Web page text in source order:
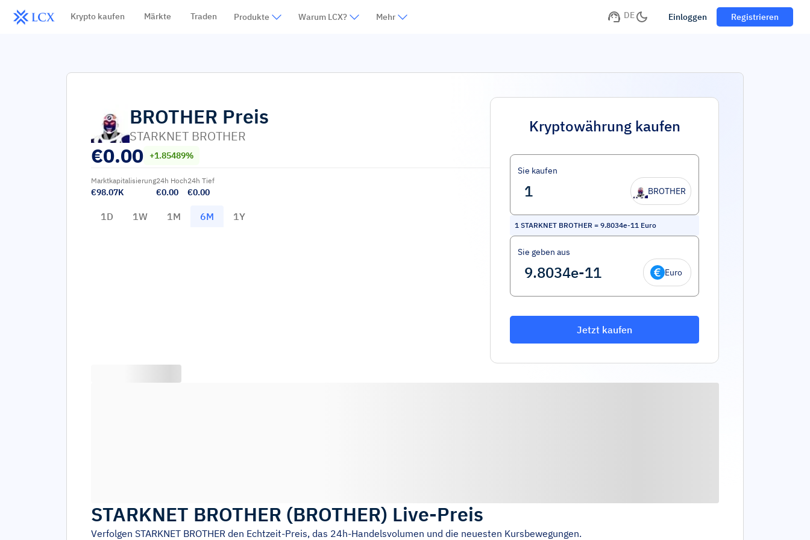
Krypto kaufen Märkte Traden Produkte Warum LCX? Mehr DE Einloggen Registrieren
BROTHER Preis
STARKNET BROTHER
€0.00 +1.85489%
Marktkapitalisierung
€98.07K
24h Hoch
€0.00
24h Tief
€0.00
1D 1W 1M 6M 1Y
Kryptowährung kaufen
Sie kaufen
BROTHER
1 STARKNET BROTHER = 9.8034e-11 Euro
Sie geben aus
Euro
Jetzt kaufen
STARKNET BROTHER (BROTHER) Live-Preis
Verfolgen STARKNET BROTHER den Echtzeit-Preis, das 24h-Handelsvolumen und die neuesten Kursbewegungen.